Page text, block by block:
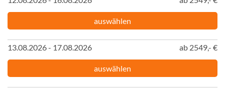
auswählen
13.08.2026 - 17.08.2026 ab 2549,- €
auswählen